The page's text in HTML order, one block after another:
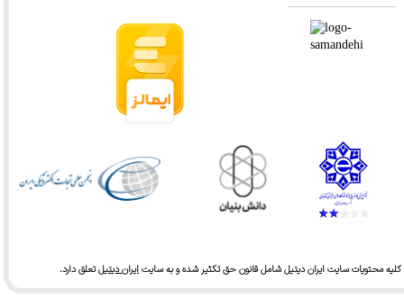
محتویات سایت ایران دیتیل شامل قانون حق تکثیر شده و به سایتایران دیتیلتعلق دارد.​​​​​​​